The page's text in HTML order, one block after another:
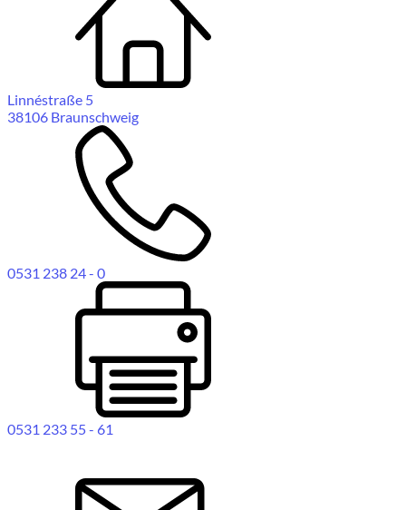
Linnéstraße 5
38106 Braunschweig
0531 238 24 - 0
0531 233 55 - 61